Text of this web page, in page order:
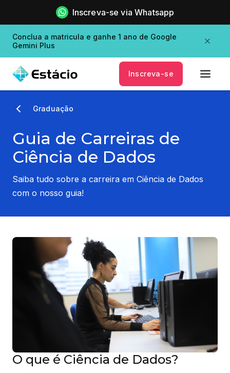
Inscreva-se via Whatsapp
Conclua a matricula e ganhe 1 ano de Google
Gemini Plus
Inscreva-se
Graduação
Guia de Carreiras de
Ciência de Dados
Saiba tudo sobre a carreira em Ciência de Dados
com o nosso guia!
O que é Ciência de Dados?